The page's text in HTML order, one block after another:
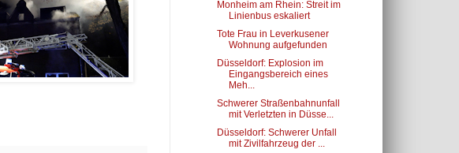
Monheim am Rhein: Streit im
Linienbus eskaliert
Tote Frau in Leverkusener
Wohnung aufgefunden
Düsseldorf: Explosion im
Eingangsbereich eines
Meh...
Schwerer Straßenbahnunfall
mit Verletzten in Düsse...
Düsseldorf: Schwerer Unfall
mit Zivilfahrzeug der ...